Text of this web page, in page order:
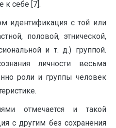
к себе [7].
идентификация с той или
половой, этнической,
и т. д.) группой.
личности весьма
роли и группы человек
отмечается и такой
с другим без сохранения